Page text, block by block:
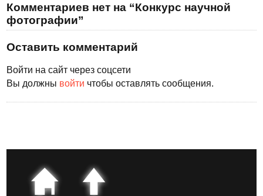
Комментариев нет на “Конкурс научной
фотографии”
Оставить комментарий
Войти на сайт через соцсети
Вы должны войти чтобы оставлять сообщения.